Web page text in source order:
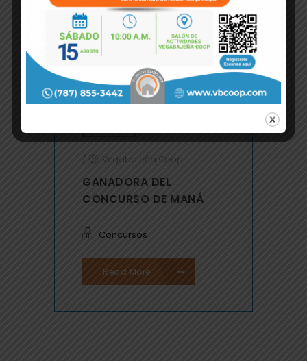
Read More
28
/ Vegabajeña Coop
GANADORA DEL
CONCURSO DE MANÁ
Concursos
Read More